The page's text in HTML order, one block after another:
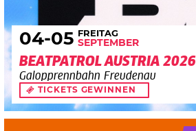
04-05 FREITAG
SEPTEMBER
BEATPATROL AUSTRIA 2026
Galopprennbahn Freudenau
TICKETS GEWINNEN